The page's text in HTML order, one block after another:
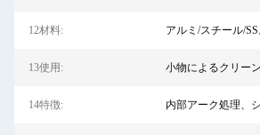
12材料: アルミ/スチール/
13使用: 小物によるクリー
14特徴: 内部アーク処理、